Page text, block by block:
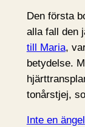
Den första
alla fall den
till Maria,
betydelse.
tonårstjej,
Inte en ängel